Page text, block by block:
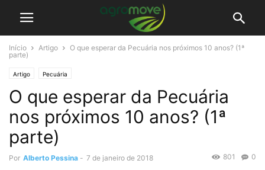
Início Artigo
O que esperar da Pecuária nos próximos 10 anos? (1ª
parte)
Artigo Pecuária
O que esperar da Pecuária
nos próximos 10 anos? (1ª
parte)
Por Alberto Pessina - 7 de janeiro de 2018 0
801